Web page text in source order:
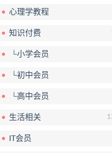
心理学教程
知识付费
└小学会员
└初中会员
└高中会员
生活相关
IT会员